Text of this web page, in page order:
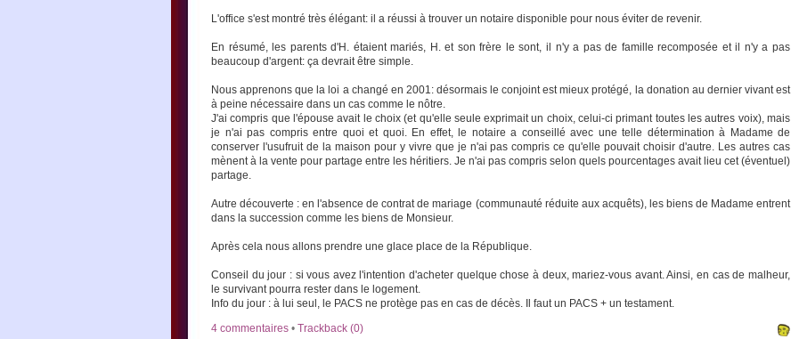
L'office s'est montré très élégant: il a réussi à trouver un notaire disponible pour nous éviter de revenir.
En résumé, les parents d'H. étaient mariés, H. et son frère le sont, il n'y a pas de famille recomposée et il n'y a pas
beaucoup d'argent: ça devrait être simple.
Nous apprenons que la loi a changé en 2001: désormais le conjoint est mieux protégé, la donation au dernier vivant est
à peine nécessaire dans un cas comme le nôtre.
J'ai compris que l'épouse avait le choix (et qu'elle seule exprimait un choix, celui-ci primant toutes les autres voix), mais
je n'ai pas compris entre quoi et quoi. En effet, le notaire a conseillé avec une telle détermination à Madame de
conserver l'usufruit de la maison pour y vivre que je n'ai pas compris ce qu'elle pouvait choisir d'autre. Les autres cas
mènent à la vente pour partage entre les héritiers. Je n'ai pas compris selon quels pourcentages avait lieu cet (éventuel)
partage.
Autre découverte : en l'absence de contrat de mariage (communauté réduite aux acquêts), les biens de Madame entrent
dans la succession comme les biens de Monsieur.
Après cela nous allons prendre une glace place de la République.
Conseil du jour : si vous avez l'intention d'acheter quelque chose à deux, mariez-vous avant. Ainsi, en cas de malheur,
le survivant pourra rester dans le logement.
Info du jour : à lui seul, le PACS ne protège pas en cas de décès. Il faut un PACS + un testament.
4 commentaires • Trackback (0)